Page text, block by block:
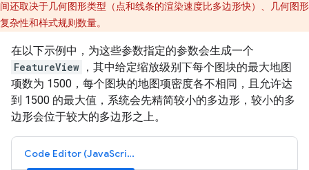
间还取决于几何图形类型（点和线条的渲染速度比多边形快）、几何图形
复杂性和样式规则数量。
在以下示例中，为这些参数指定的参数会生成一个
FeatureView ，其中给定缩放级别下每个图块的最大地图
项数为 1500，每个图块的地图项密度各不相同，且允许达
到 1500 的最大值，系统会先精简较小的多边形，较小的多
边形会位于较大的多边形之上。
Code Editor (JavaScript)